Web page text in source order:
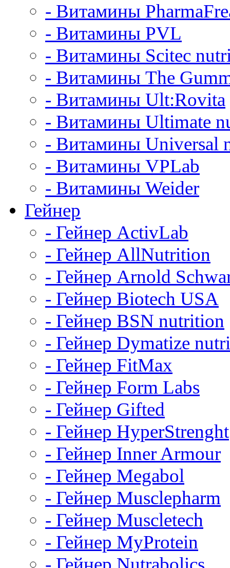
- Витамины
- Витамины PVL
- Витамины Scitec
- Витамины The
- Витамины Ult:Rovita
- Витамины Ultimate
- Витамины Universal
- Витамины VPLab
- Витамины Weider
Гейнер
- Гейнер ActivLab
- Гейнер AllNutrition
- Гейнер Arnold
- Гейнер Biotech USA
- Гейнер BSN nutrition
- Гейнер Dymatize
- Гейнер FitMax
- Гейнер Form Labs
- Гейнер Gifted
- Гейнер HyperStrenght
- Гейнер Inner Armour
- Гейнер Megabol
- Гейнер Musclepharm
- Гейнер Muscletech
- Гейнер MyProtein